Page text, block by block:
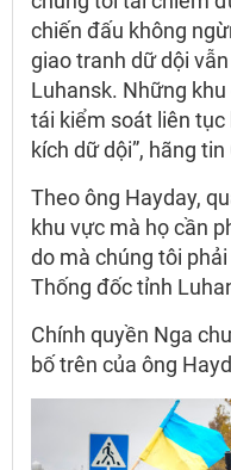
chiến đấu không
giao tranh dữ dội
Luhansk. Những
tái kiểm soát liên
kích dữ dội”, hãng
Theo ông Hayday,
khu vực mà họ cần
do mà chúng tôi
Thống đốc tỉnh
Chính quyền Nga
bố trên của ông